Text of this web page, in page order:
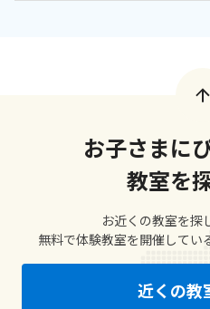
お子さまに
教室を
お近くの教室を探
無料で体験教室を開催してい
近くの教